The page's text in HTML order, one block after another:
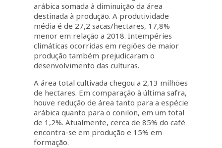
arábica somada à diminuição da área
destinada à produção. A produtividade
média é de 27,2 sacas/hectares, 17,8%
menor em relação a 2018. Intempéries
climáticas ocorridas em regiões de maior
produção também prejudicaram o
desenvolvimento das culturas.
A área total cultivada chegou a 2,13 milhões
de hectares. Em comparação à última safra,
houve redução de área tanto para a espécie
arábica quanto para o conilon, em um total
de 1,2%. Atualmente, cerca de 85% do café
encontra-se em produção e 15% em
formação.